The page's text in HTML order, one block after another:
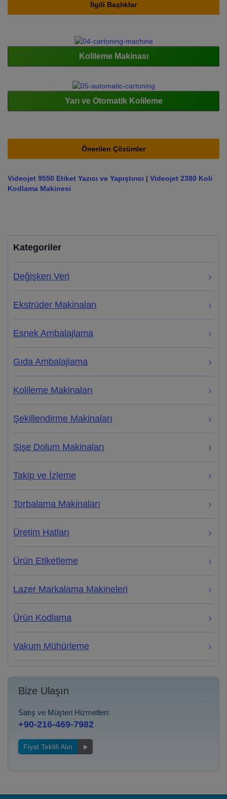
İlgili Başlıklar
Kolileme Makinası
Yarı ve Otomatik Kolileme
Önerilen Çözümler
Videojet 9550 Etiket Yazıcı ve Yapıştırıcı | Videojet 2380 Koli
Kodlama Makinesi
Kategoriler
Değişken Veri
Ekstrüder Makinaları
Esnek Ambalajlama
Gıda Ambalajlama
Kolileme Makinaları
Şekillendirme Makinaları
Şişe Dolum Makinaları
Takip ve İzleme
Torbalama Makinaları
Üretim Hatları
Ürün Etiketleme
Lazer Markalama Makineleri
Ürün Kodlama
Vakum Mühürleme
Bize Ulaşın
Satış ve Müşteri Hizmetleri:
+90-216-469-7982
Fiyat Teklifi Alın